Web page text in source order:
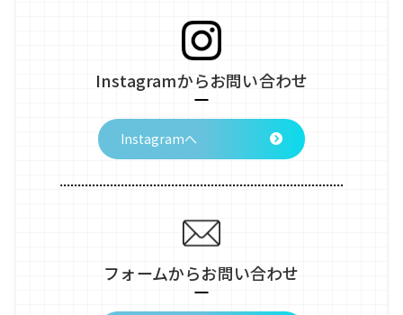
Instagramからお問い合わせ
Instagramへ
フォームからお問い合わせ